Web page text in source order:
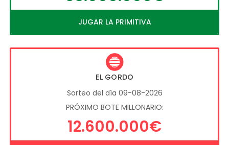
JUGAR LA PRIMITIVA
EL GORDO
Sorteo del día 09-08-2026
PRÓXIMO BOTE MILLONARIO:
12.600.000€